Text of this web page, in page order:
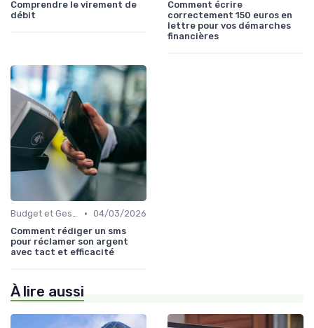
Comprendre le virement de
débit
Comment écrire
correctement 150 euros en
lettre pour vos démarches
financières
Budget et Gestion des Finances Personnelles • 04/03/2026
Comment rédiger un sms
pour réclamer son argent
avec tact et efficacité
À lire aussi